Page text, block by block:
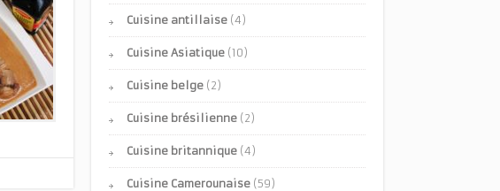
Cuisine antillaise (4)
Cuisine Asiatique (10)
Cuisine belge (2)
Cuisine brésilienne (2)
Cuisine britannique (4)
Cuisine Camerounaise (59)